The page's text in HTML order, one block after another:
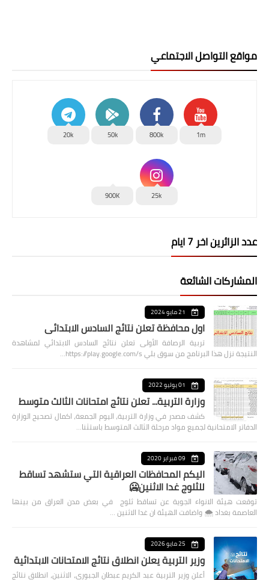
مواقع التواصل الاجتماعي
1m
800k
50k
20k
25k
900K
عدد الزائرين اخر 7 ايام
المشاركات الشائعة
21 مايو 2024
اول محافظة تعلن نتائج السادس الابتدائي
تربية الرصافة الأولى تعلن نتائج السادس الابتدائي لمشاهدة
النتيجة نزل هذا البرنامج من سوق بلي https://play.google.com/s…
01 يوليو 2022
وزارة التربية... تعلن نتائج امتحانات الثالث متوسط
كشف مصدر في وزارة التربية، اليوم الجمعة، اكمال تصحيح الوزارة
الدفاتر الامتحانية لجميع مواد مرحلة الثالث المتوسط باستثنا…
09 فبراير 2020
اليكم المحافظات العراقية التي ستشهد تساقط
للثلوج غدا الاثنين🥶
توقعت هيئة الانواء الجوية عن تساقط ثلوج في بعض مدن العراق من بينها
العاصمة بغداد ⁦🌨️⁩ واضافت الهيئة ان غدا الاثنين …
25 مايو 2026
وزير التربية يعلن انطلاق نتائج الامتحانات الابتدائية
أعلن وزير التربية عبد الكريم عبطان الجبوري، الاثنين، انطلاق نتائج